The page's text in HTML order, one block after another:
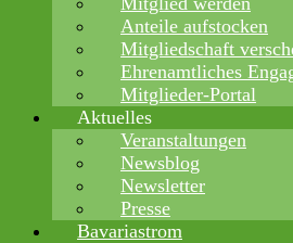
Anteile aufstocken
Mitgliedschaft
Ehrenamtliches
Mitglieder-Portal
Aktuelles
Veranstaltungen
Newsblog
Newsletter
Presse
Bavariastrom